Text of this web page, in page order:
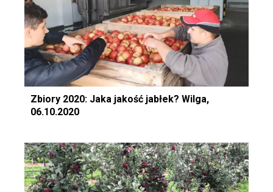
Zbiory 2020: Jaka jakość jabłek? Wilga,
06.10.2020